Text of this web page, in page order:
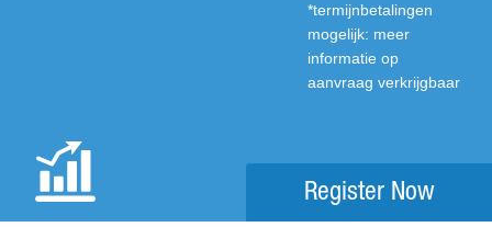
*termijnbetalingen
mogelijk: meer
informatie op
aanvraag verkrijgbaar
Register Now